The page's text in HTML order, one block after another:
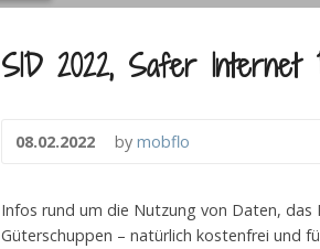
SID 2022, Safer Internet
08.02.2022 by mobflo
Infos rund um die Nutzung von Daten,
Güterschuppen – natürlich kostenfrei und